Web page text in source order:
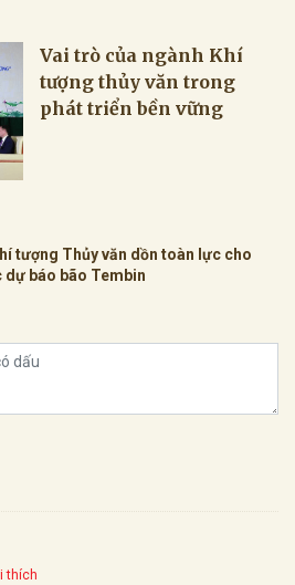
Vai trò của ngành Khí
tượng thủy văn trong
phát triển bền vững
tượng Thủy văn dồn toàn lực cho
dự báo bão Tembin
thích